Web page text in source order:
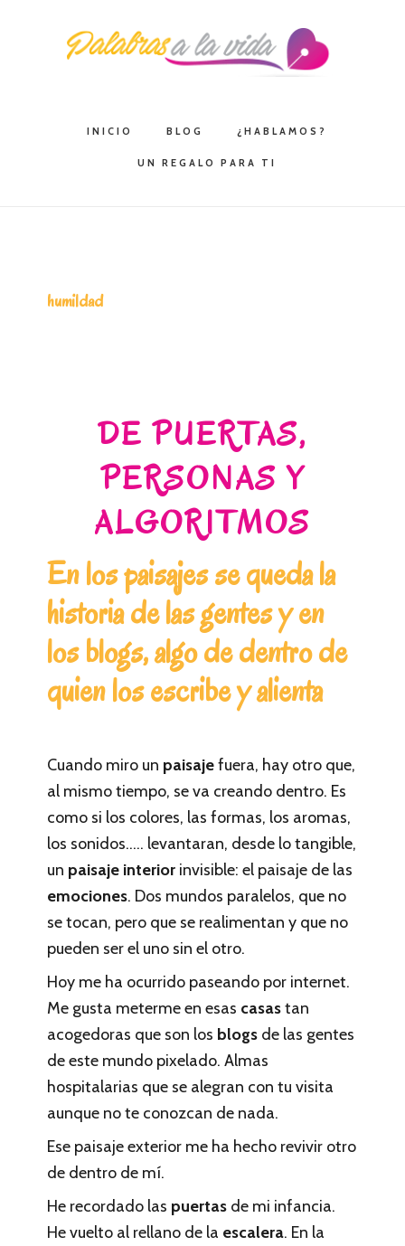
contenido
INICIO BLOG ¿HABLAMOS?
UN REGALO PARA TI
humildad
DE PUERTAS,
PERSONAS Y
ALGORITMOS
En los paisajes se queda la
historia de las gentes y en
los blogs, algo de dentro de
quien los escribe y alienta
Cuando miro un paisajefuera, hay otro que,
al mismo tiempo, se va creando dentro. Es
como si los colores, las formas, los aromas,
los sonidos….. levantaran, desde lo tangible,
un paisaje interior invisible: el paisaje de las
emociones. Dos mundos paralelos, que no
se tocan, pero que se realimentan y que no
pueden ser el uno sin el otro.
Hoy me ha ocurrido paseando por internet.
Me gusta meterme en esas casastan
acogedoras que son los blogs de las gentes
de este mundo pixelado. Almas
hospitalarias que se alegran con tu visita
aunque no te conozcan de nada.
Ese paisaje exterior me ha hecho revivir otro
de dentro de mí.
He recordado las puertas de mi infancia.
He vuelto al rellano de la escalera. En la